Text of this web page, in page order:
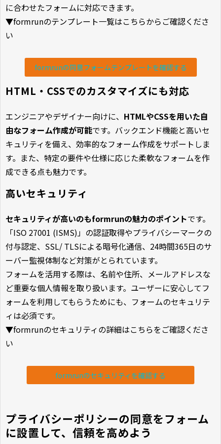
に合わせたフォームに対応できます。
▼formrunのテンプレート一覧はこちらからご確認くださ
い
formrunの同意フォームテンプレートを確認する
HTML・CSSでのカスタマイズにも対応
エンジニアやデザイナー向けに、 HTMLやCSSを用いた自
由なフォーム作成が可能です。バックエンド機能と高いセ
キュリティを備え、効率的なフォーム作成をサポートしま
す。また、特定の要件や仕様に応じた柔軟なフォームを作
成できる点も魅力です。
高いセキュリティ
セキュリティが高いのもformrunの魅力のポイントです。
「ISO 27001 (ISMS)」の認証取得やプライバシーマークの
付与認定、SSL/ TLSによる暗号化通信、24時間365日のサ
ーバー監視体制など対策がとられています。
フォームを活用する際は、名前や住所、メールアドレスな
ど重要な個人情報を取り扱います。ユーザーに安心してフ
ォームを利用してもらうためにも、フォームのセキュリテ
ィは必須です。
▼formrunのセキュリティの詳細はこちらをご確認くださ
い
formrunのセキュリティを確認する
プライバシーポリシーの同意をフォーム
に設置して、信頼を高めよう